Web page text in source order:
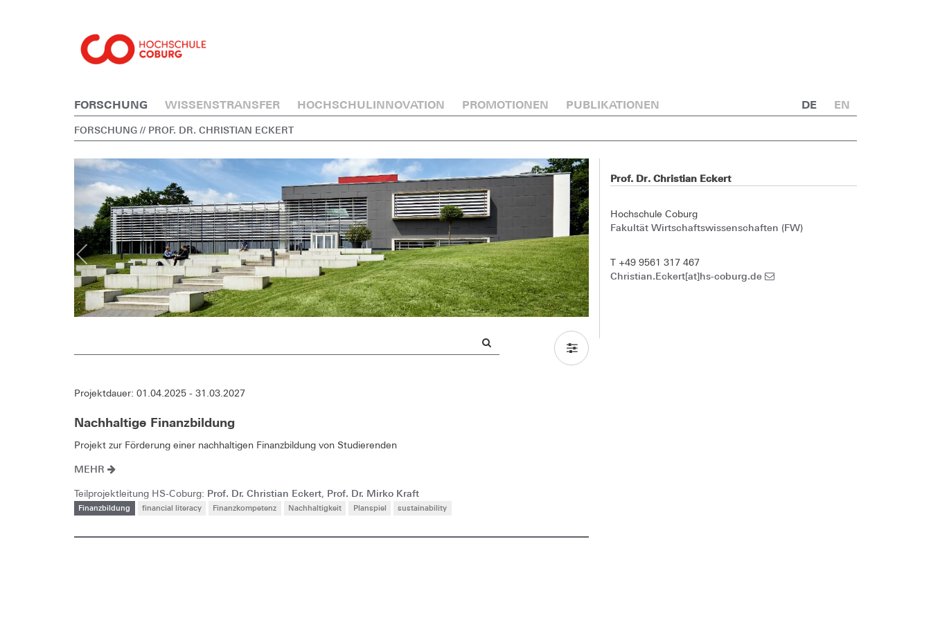
FORSCHUNG WISSENSTRANSFER HOCHSCHULINNOVATION PROMOTIONEN PUBLIKATIONEN DE EN
FORSCHUNG // PROF. DR. CHRISTIAN ECKERT
Projektdauer: 01.04.2025 - 31.03.2027
Nachhaltige Finanzbildung
Projekt zur Förderung einer nachhaltigen Finanzbildung von Studierenden
MEHR
Teilprojektleitung HS-Coburg: Prof. Dr. Christian Eckert, Prof. Dr. Mirko Kraft
Finanzbildung financial literacy Finanzkompetenz Nachhaltigkeit Planspiel sustainability
Prof. Dr. Christian Eckert
Hochschule Coburg
Fakultät Wirtschaftswissenschaften (FW)
T +49 9561 317 467
Christian.Eckert[at]hs-coburg.de